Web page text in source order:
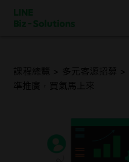
課程總覽 > 多元客源招募 >
準推廣，買氣馬上來